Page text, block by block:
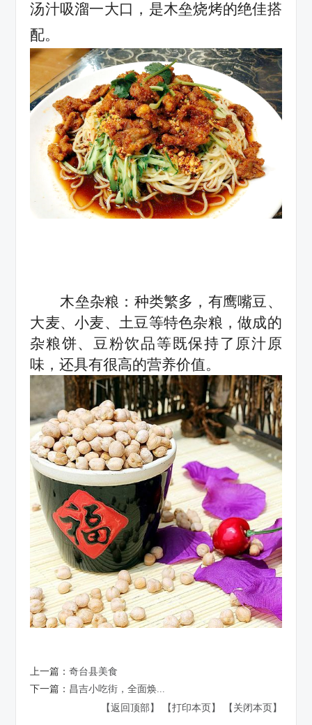
汤汁吸溜一大口，是木垒烧烤的绝佳搭
配。
木垒杂粮：种类繁多，有鹰嘴豆、
大麦、小麦、土豆等特色杂粮，做成的
杂粮饼、豆粉饮品等既保持了原汁原
味，还具有很高的营养价值。
上一篇：奇台县美食
下一篇： 昌吉小吃街，全面焕...
【返回顶部】
【打印本页】 【关闭本页】